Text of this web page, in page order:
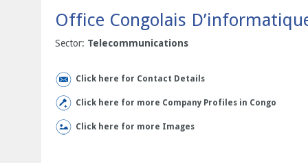
Office Congolais
Sector: Telecommunications
Click here for Contact Details
Click here for more Company Profiles in Congo
Click here for more Images